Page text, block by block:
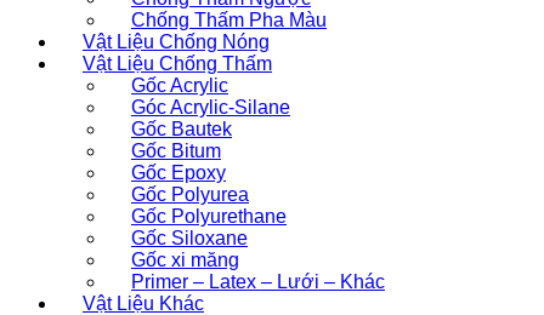
Chống Thấm Pha Màu
Vật Liệu Chống Nóng
Vật Liệu Chống Thấm
Gốc Acrylic
Góc Acrylic-Silane
Gốc Bautek
Gốc Bitum
Gốc Epoxy
Gốc Polyurea
Gốc Polyurethane
Gốc Siloxane
Gốc xi măng
Primer – Latex – Lưới – Khác
Vật Liệu Khác